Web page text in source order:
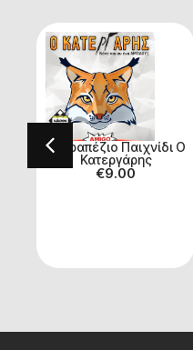
Επιτραπέζιο Παιχνίδι O
Κατεργάρης
€9.00